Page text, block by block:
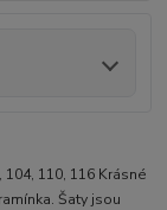
110, 116 Krásné
Šaty jsou